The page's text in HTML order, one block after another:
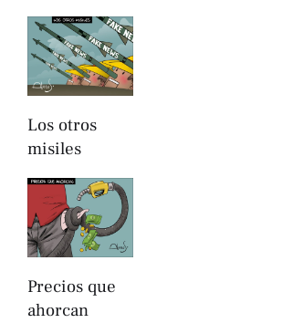
Los otros
misiles
Precios que
ahorcan